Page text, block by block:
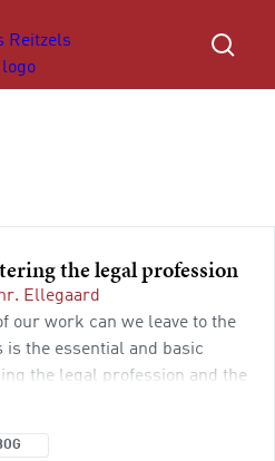
the legal profession
Ellegaard
our work can we leave to the
is the essential and basic
the legal profession and the